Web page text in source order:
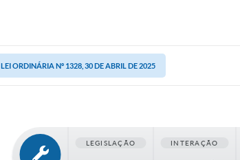
LEI ORDINÁRIA Nº 1328, 30 DE ABRIL DE 2025
LEGISLAÇÃO INTERAÇÃO